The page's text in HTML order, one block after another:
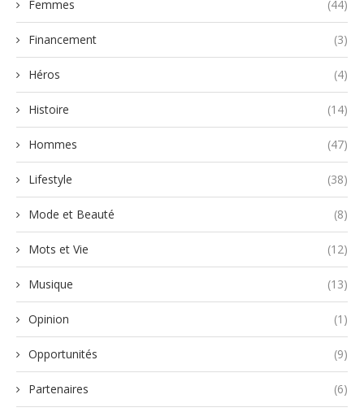
Femmes (44)
Financement (3)
Héros (4)
Histoire (14)
Hommes (47)
Lifestyle (38)
Mode et Beauté (8)
Mots et Vie (12)
Musique (13)
Opinion (1)
Opportunités (9)
Partenaires (6)